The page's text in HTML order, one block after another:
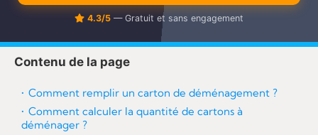
4.3/5 — Gratuit et sans engagement
Contenu de la page
Comment remplir un carton de déménagement ?
Comment calculer la quantité de cartons à
déménager ?